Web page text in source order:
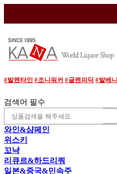
매장소개
#발렌타인 #조니워커 #글렌피딕 #발베니
검색어 필수
와인&샴페인
위스키
꼬냑
리큐르&하드리쿼
일본&중국&민속주